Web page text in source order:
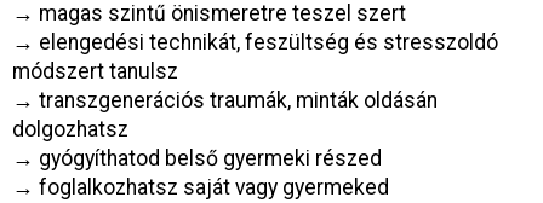
→ magas szintű önismeretre teszel szert
→ elengedési technikát, feszültség és stresszoldó
módszert tanulsz
→ transzgenerációs traumák, minták oldásán
dolgozhatsz
→ gyógyíthatod belső gyermeki részed
→ foglalkozhatsz saját vagy gyermeked